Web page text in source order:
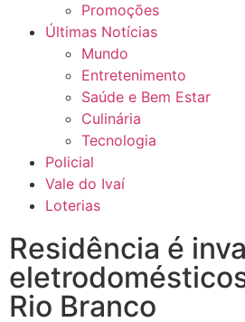
Promoções
Últimas Notícias
Mundo
Entretenimento
Saúde e Bem Estar
Culinária
Tecnologia
Policial
Vale do Ivaí
Loterias
Residência é
Rio Branco